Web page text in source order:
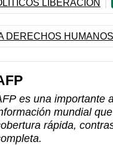
LIBERACIÓN
DERECHOS HUMANOS
es una importante
mundial
rápida,